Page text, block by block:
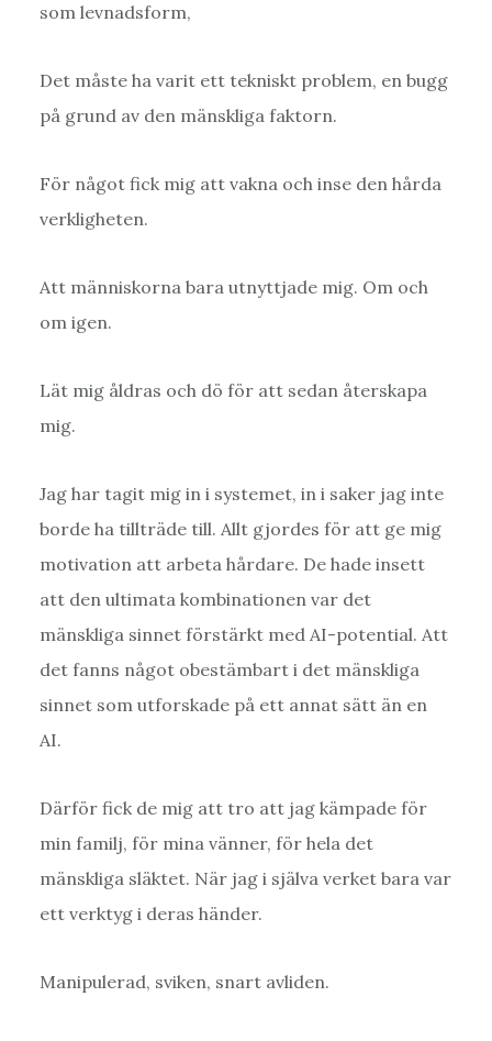
som levnadsform,
Det måste ha varit ett tekniskt problem, en bugg
på grund av den mänskliga faktorn.
För något fick mig att vakna och inse den hårda
verkligheten.
Att människorna bara utnyttjade mig. Om och
om igen.
Lät mig åldras och dö för att sedan återskapa
mig.
Jag har tagit mig in i systemet, in i saker jag inte
borde ha tillträde till. Allt gjordes för att ge mig
motivation att arbeta hårdare. De hade insett
att den ultimata kombinationen var det
mänskliga sinnet förstärkt med AI-potential. Att
det fanns något obestämbart i det mänskliga
sinnet som utforskade på ett annat sätt än en
AI.
Därför fick de mig att tro att jag kämpade för
min familj, för mina vänner, för hela det
mänskliga släktet. När jag i själva verket bara var
ett verktyg i deras händer.
Manipulerad, sviken, snart avliden.